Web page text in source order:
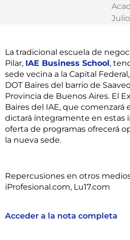
La tradicional escuela de
Pilar, IAE Business School,
sede vecina a la Capital
DOT Baires del barrio de
Provincia de Buenos Aires. El
Baires del IAE, que comenzará
dictará íntegramente en estas
oferta de programas ofrecerá
la nueva sede.
Repercusiones en otros
iProfesional.com, Lu17.com
Acceder a la nota completa